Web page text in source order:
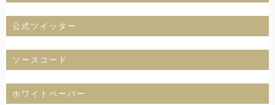
公式ツイッター
ソースコード
ホワイトペーパー